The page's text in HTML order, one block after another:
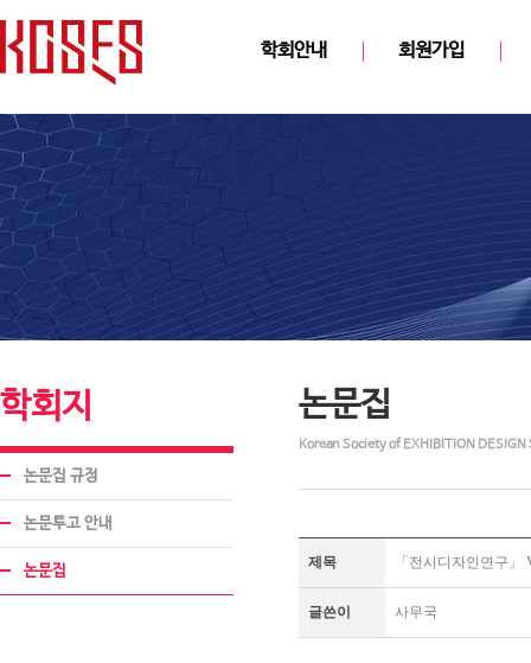
학회안내 회원가입
학회지
논문집 규정
논문투고 안내
논문집
논문집
Korean Society of EXHIBITION DESIGN
제목 「전시디자인연구」
글쓴이 사무국